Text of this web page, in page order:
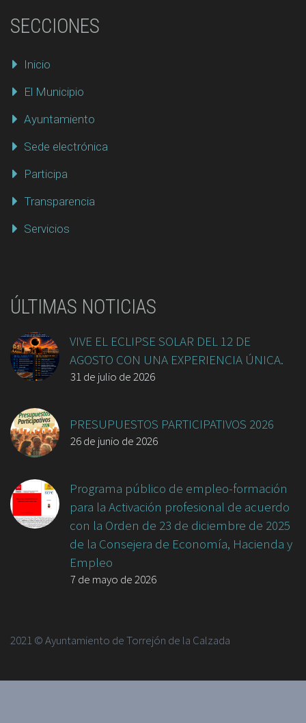
SECCIONES
Inicio
El Municipio
Ayuntamiento
Sede electrónica
Participa
Transparencia
Servicios
ÚLTIMAS NOTICIAS
VIVE EL ECLIPSE SOLAR DEL 12 DE
AGOSTO CON UNA EXPERIENCIA ÚNICA.
31 de julio de 2026
PRESUPUESTOS PARTICIPATIVOS 2026
26 de junio de 2026
Programa público de empleo-formación
para la Activación profesional de acuerdo
con la Orden de 23 de diciembre de 2025
de la Consejera de Economía, Hacienda y
Empleo
7 de mayo de 2026
2021 © Ayuntamiento de Torrejón de la Calzada